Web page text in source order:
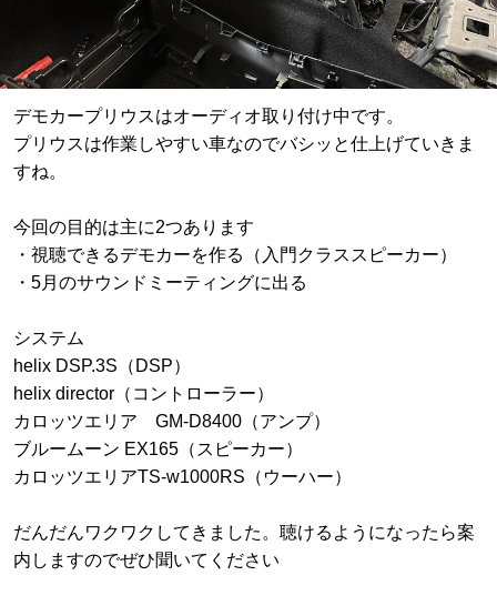
デモカープリウスはオーディオ取り付け中です。
プリウスは作業しやすい車なのでバシッと仕上げていきま
すね。
今回の目的は主に2つあります
・視聴できるデモカーを作る（入門クラススピーカー）
・5月のサウンドミーティングに出る
システム
helix DSP.3S（DSP）
helix director（コントローラー）
カロッツエリア GM-D8400（アンプ）
ブルームーン EX165（スピーカー）
カロッツエリアTS-w1000RS（ウーハー）
だんだんワクワクしてきました。聴けるようになったら案
内しますのでぜひ聞いてください